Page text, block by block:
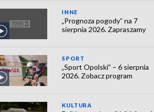
INNE
„Prognoza pogody” na 7
sierpnia 2026. Zapraszamy
SPORT
„Sport Opolski” – 6 sierpnia
2026. Zobacz program
KULTURA